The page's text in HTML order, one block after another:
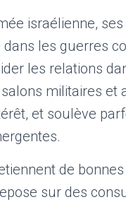
israélienne,
les guerres
les relations
militaires et
et soulève
de
sur des